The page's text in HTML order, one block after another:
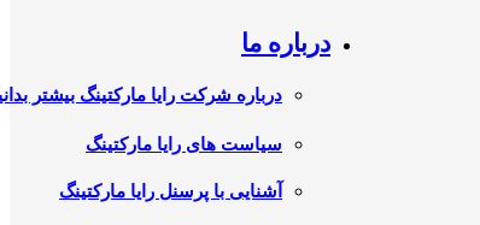
درباره ما
درباره شرکت رایا مارکتینگ بیشتر
سیاست های رایا مارکتینگ
آشنایی با پرسنل رایا مارکتینگ